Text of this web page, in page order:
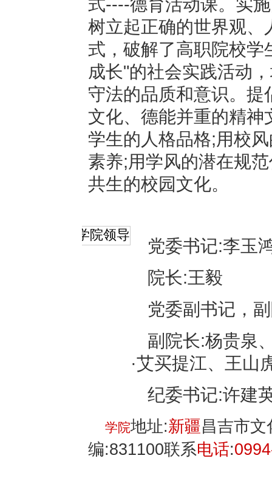
式----德育活动课。实
树立起正确的世界观、
式，破解了高职院校
成长"的社会实践活动
守法的品质和意识。
文化、德能并重的精神
学生的人格品格;用校
素养;用学风的潜在规
共生的校园文化。
学院领导
党委书记:李玉
院长:王毅
党委副书记，
副院长:杨贵泉
·艾买提江、王山
纪委书记:许建
学院地址:新疆昌吉市
编:831100联系电话: